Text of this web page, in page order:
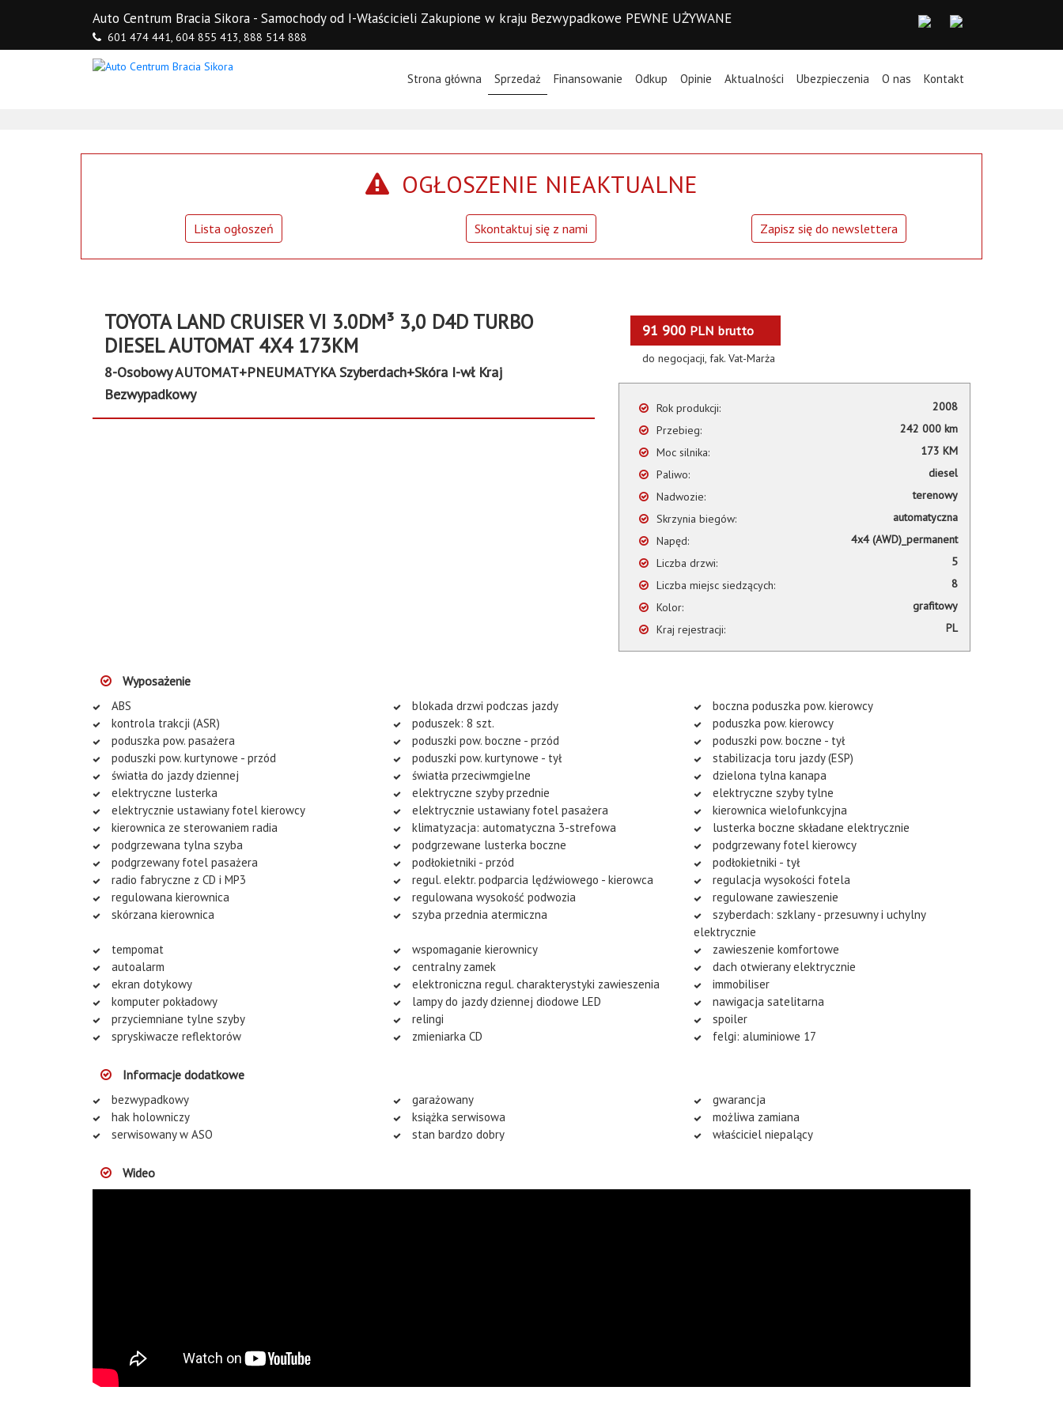
Auto Centrum Bracia Sikora - Samochody od I-Właścicieli Zakupione w kraju Bezwypadkowe PEWNE UŻYWANE
601 474 441, 604 855 413, 888 514 888
Strona główna (current)
Sprzedaż Finansowanie Odkup Opinie Aktualności Ubezpieczenia O nas Kontakt
OGŁOSZENIE NIEAKTUALNE
Lista ogłoszeń Skontaktuj się z nami Zapisz się do newslettera
TOYOTA LAND CRUISER VI 3.0DM³ 3,0 D4D TURBO
DIESEL AUTOMAT 4X4 173KM
8-Osobowy AUTOMAT+PNEUMATYKA Szyberdach+Skóra I-wł Kraj
Bezwypadkowy
91 900 PLN brutto
do negocjacji, fak. Vat-Marża
Rok produkcji:
2008
Przebieg:
242 000 km
Moc silnika:
173 KM
Paliwo:
diesel
Nadwozie:
terenowy
Skrzynia biegów:
automatyczna
Napęd:
4x4 (AWD)_permanent
Liczba drzwi:
5
Liczba miejsc siedzących:
8
Kolor:
grafitowy
Kraj rejestracji:
PL
Wyposażenie
ABS blokada drzwi podczas jazdy
boczna poduszka pow. kierowcy
kontrola trakcji (ASR)
poduszek: 8 szt.
poduszka pow. kierowcy
poduszka pow. pasażera
poduszki pow. boczne - przód
poduszki pow. boczne - tył
poduszki pow. kurtynowe - przód
poduszki pow. kurtynowe - tył
stabilizacja toru jazdy (ESP)
światła do jazdy dziennej
światła przeciwmgielne
dzielona tylna kanapa
elektryczne lusterka
elektryczne szyby przednie
elektryczne szyby tylne
elektrycznie ustawiany fotel kierowcy
elektrycznie ustawiany fotel pasażera
kierownica wielofunkcyjna
kierownica ze sterowaniem radia
klimatyzacja: automatyczna 3-strefowa
lusterka boczne składane elektrycznie
podgrzewana tylna szyba
podgrzewane lusterka boczne
podgrzewany fotel kierowcy
podgrzewany fotel pasażera
podłokietniki - przód
podłokietniki - tył
radio fabryczne z CD i MP3
regul. elektr. podparcia lędźwiowego - kierowca
regulacja wysokości fotela
regulowana kierownica
regulowana wysokość podwozia
regulowane zawieszenie
skórzana kierownica
szyba przednia atermiczna
szyberdach: szklany - przesuwny i uchylny
elektrycznie
tempomat
wspomaganie kierownicy
zawieszenie komfortowe
autoalarm
centralny zamek
dach otwierany elektrycznie
ekran dotykowy
elektroniczna regul. charakterystyki zawieszenia
immobiliser
komputer pokładowy
lampy do jazdy dziennej diodowe LED
nawigacja satelitarna
przyciemniane tylne szyby
relingi
spoiler
spryskiwacze reflektorów
zmieniarka CD felgi: aluminiowe 17
Informacje dodatkowe
bezwypadkowy garażowany
gwarancja
hak holowniczy
książka serwisowa
możliwa zamiana
serwisowany w ASO
stan bardzo dobry właściciel niepalący
Wideo